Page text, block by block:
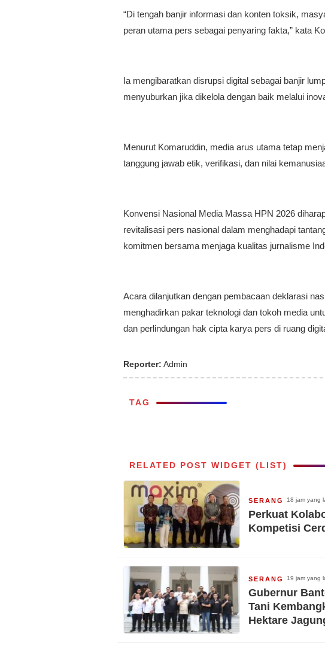
“Di tengah banjir informasi dan konten toksik,
peran utama pers sebagai penyaring fakta,” kata
Ia mengibaratkan disrupsi digital sebagai banjir
menyuburkan jika dikelola dengan baik melalui
Menurut Komaruddin, media arus utama tetap
tanggung jawab etik, verifikasi, dan nilai
Konvensi Nasional Media Massa HPN 2026
revitalisasi pers nasional dalam menghadapi
komitmen bersama menjaga kualitas jurnalisme
Acara dilanjutkan dengan pembacaan deklarasi
menghadirkan pakar teknologi dan tokoh media
dan perlindungan hak cipta karya pers di ruang
Reporter: Admin
TAG
RELATED POST WIDGET (LIST)
SERANG 18 jam yang
Perkuat
Kompetisi
SERANG 19 jam yang
Gubernur
Tani
Hektare